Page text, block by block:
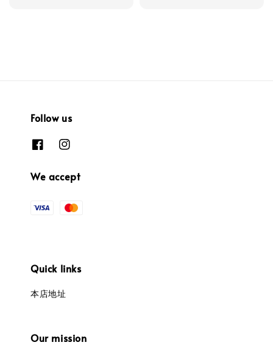
Follow us
We accept
Quick links
本店地址
Our mission